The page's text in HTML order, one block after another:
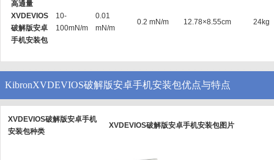
高通量
XVDEVIOS
破解版安卓
手机安装包
10-
100mN/m
0.01
mN/m
0.2 mN/m 12.78×8.55cm 24kg
KibronXVDEVIOS破解版安卓手机安装包优点与特点
XVDEVIOS破解版安卓手机
安装包种类
XVDEVIOS破解版安卓手机安装包图片